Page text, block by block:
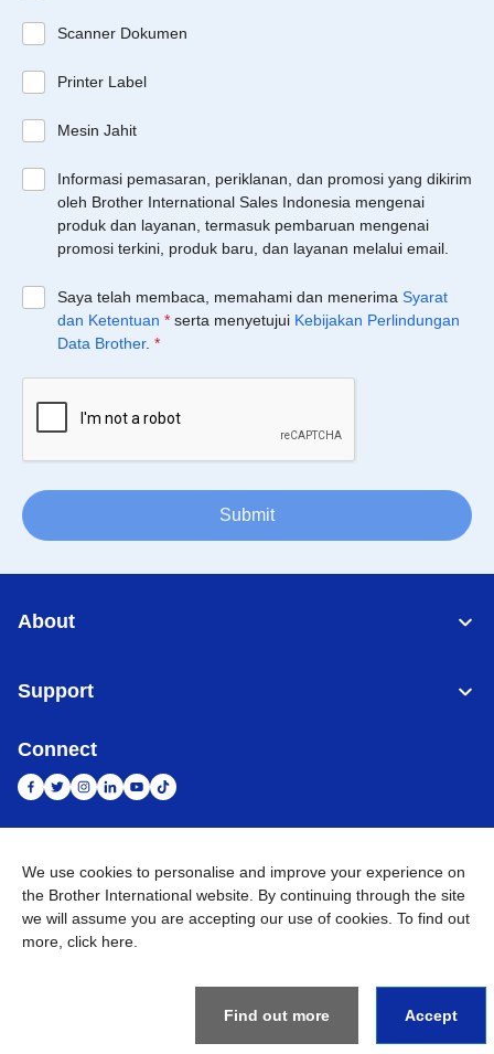
Scanner Dokumen
Printer Label
Mesin Jahit
Informasi pemasaran, periklanan, dan promosi yang dikirim
oleh Brother International Sales Indonesia mengenai
produk dan layanan, termasuk pembaruan mengenai
promosi terkini, produk baru, dan layanan melalui email.
Saya telah membaca, memahami dan menerima Syarat
dan Ketentuan * serta menyetujui Kebijakan Perlindungan
Data Brother. *
Submit
About
Support
Connect
Indonesia Jaringan Global
Privacy Policy Ketentuan Penggunaan Site Map Kunjungi Situs Global
Rights Reserved
We use cookies to personalise and improve your experience on
the Brother International website. By continuing through the site
we will assume you are accepting our use of cookies. To find out
more, click here
Find out more Accept